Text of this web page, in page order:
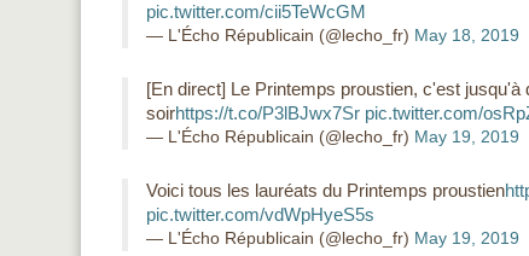
pic.twitter.com/cii5TeWcGM
— L'Écho Républicain (@lecho_fr) May 18, 2019
[En direct] Le Printemps proustien, c'est jusqu'à
soirhttps://t.co/P3lBJwx7Sr pic.twitter.com/
— L'Écho Républicain (@lecho_fr) May 19, 2019
Voici tous les lauréats du Printemps proustien
pic.twitter.com/vdWpHyeS5s
— L'Écho Républicain (@lecho_fr) May 19, 2019